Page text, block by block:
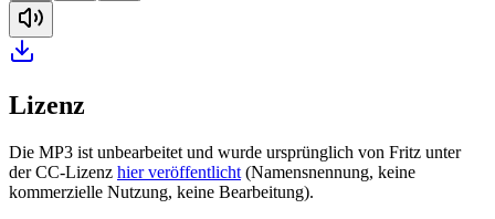
Lizenz
Die MP3 ist unbearbeitet und wurde ursprünglich von Fritz unter
der CC-Lizenz hier veröffentlicht (Namensnennung, keine
kommerzielle Nutzung, keine Bearbeitung).